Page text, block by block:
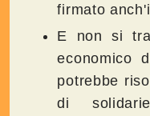
firmato
E non si
economico
potrebbe
di